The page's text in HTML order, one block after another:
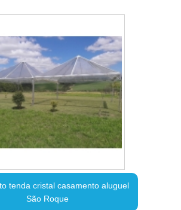
tenda cristal casamento aluguel
São Roque